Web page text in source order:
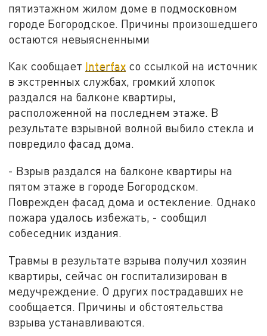
пятиэтажном жилом доме в подмосковном
городе Богородское. Причины произошедшего
остаются невыясненными
Как сообщает Interfax со ссылкой на источник
в экстренных службах, громкий хлопок
раздался на балконе квартиры,
расположенной на последнем этаже. В
результате взрывной волной выбило стекла и
повредило фасад дома.
- Взрыв раздался на балконе квартиры на
пятом этаже в городе Богородском.
Поврежден фасад дома и остекление. Однако
пожара удалось избежать, - сообщил
собеседник издания.
Травмы в результате взрыва получил хозяин
квартиры, сейчас он госпитализирован в
медучреждение. О других пострадавших не
сообщается. Причины и обстоятельства
взрыва устанавливаются.